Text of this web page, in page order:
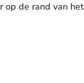
op de rand van het